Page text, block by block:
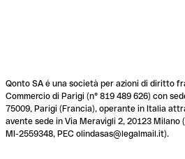
Qonto SA é una società per azioni di diritto
Commercio di Parigi (n° 819 489 626) con
75009, Parigi (Francia), operante in Italia
avente sede in Via Meravigli 2, 20123 Milano
MI-2559348, PEC olindasas@legalmail.it).